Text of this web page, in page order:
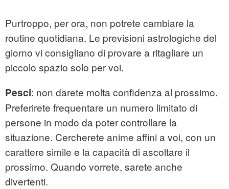
Purtroppo, per ora, non potrete cambiare la
routine quotidiana. Le previsioni astrologiche del
giorno vi consigliano di provare a ritagliare un
piccolo spazio solo per voi.
Pesci: non darete molta confidenza al prossimo.
Preferirete frequentare un numero limitato di
persone in modo da poter controllare la
situazione. Cercherete anime affini a voi, con un
carattere simile e la capacità di ascoltare il
prossimo. Quando vorrete, sarete anche
divertenti.